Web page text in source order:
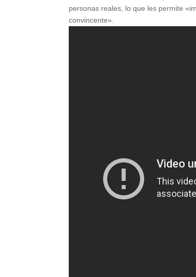
personas reales, lo que les permite
convincente».